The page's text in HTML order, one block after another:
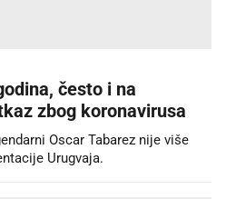
često i na
zbog koronavirusa
Oscar Tabarez nije više
Urugvaja.